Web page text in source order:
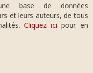
base de données
et leurs auteurs, de tous
Cliquez ici pour en